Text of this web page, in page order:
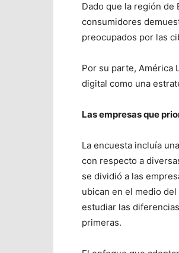
Dado que la región de
consumidores
preocupados por las
Por su parte, América
digital como una
Las empresas que
La encuesta incluía
con respecto a
se dividió a las
ubican en el medio
estudiar las
primeras.